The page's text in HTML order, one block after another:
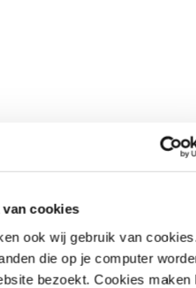
van cookies
ook wij gebruik van
die op je computer
bezoekt. Cookies maken